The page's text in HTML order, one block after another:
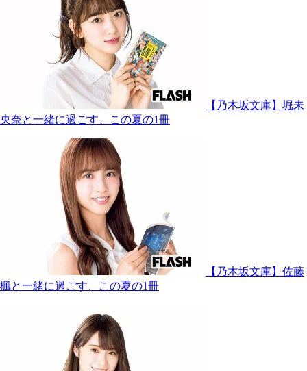
【乃木坂文庫】堀未
央奈と一緒に過ごす、この夏の1冊
【乃木坂文庫】佐藤
楓と一緒に過ごす、この夏の1冊